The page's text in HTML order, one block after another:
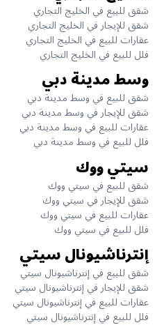
شقق للبيع في الخليج التجاري
شقق للإيجار في الخليج التجاري
عقارات للبيع في الخليج التجاري
فلل للبيع في الخليج التجاري
وسط مدينة دبي
شقق للبيع في وسط مدينة دبي
شقق للإيجار في وسط مدينة دبي
عقارات للبيع في وسط مدينة دبي
فلل للبيع في وسط مدينة دبي
سيتي ووك
شقق للبيع في سيتي ووك
شقق للإيجار في سيتي ووك
عقارات للبيع في سيتي ووك
فلل للبيع في سيتي ووك
إنترناشيونال سيتي
شقق للبيع في إنترناشيونال سيتي
شقق للإيجار في إنترناشيونال سيتي
عقارات للبيع في إنترناشيونال سيتي
فلل للبيع في إنترناشيونال سيتي